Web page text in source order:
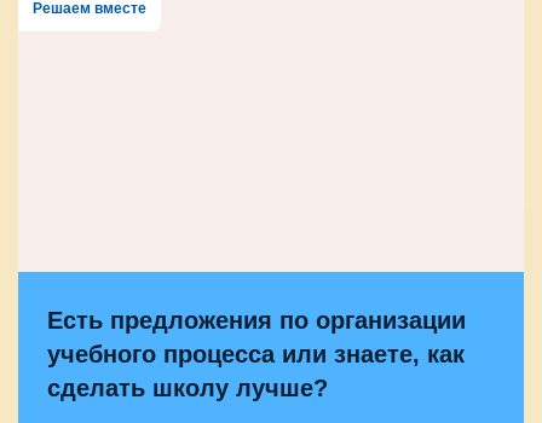
Решаем вместе
Есть предложения по организации
учебного процесса или знаете, как
сделать школу лучше?